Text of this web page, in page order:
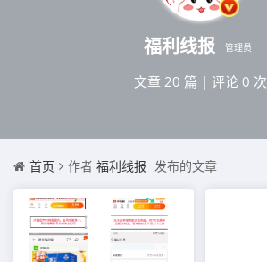
福利线报 管理员
文章 20 篇 | 评论 0 次
首页 作者 福利线报 发布的文章